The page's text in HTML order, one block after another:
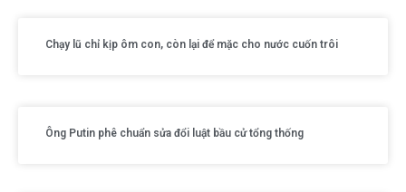
Chạy lũ chỉ kịp ôm con, còn lại để mặc cho nước cuốn trôi
Ông Putin phê chuẩn sửa đổi luật bầu cử tổng thống